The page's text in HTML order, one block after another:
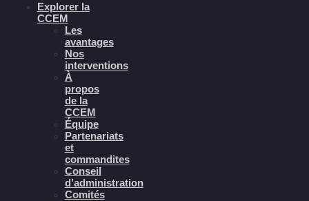
Explorer la
CCEM
Les
avantages
Nos
interventions
À
propos
de la
CCEM
Équipe
Partenariats
et
commandites
Conseil
d’administration
Comités